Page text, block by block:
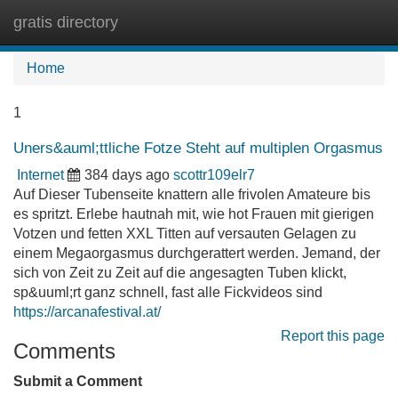
gratis directory
Home
1
Uners&auml;ttliche Fotze Steht auf multiplen Orgasmus
Internet 384 days ago scottr109elr7
Auf Dieser Tubenseite knattern alle frivolen Amateure bis
es spritzt. Erlebe hautnah mit, wie hot Frauen mit gierigen
Votzen und fetten XXL Titten auf versauten Gelagen zu
einem Megaorgasmus durchgerattert werden. Jemand, der
sich von Zeit zu Zeit auf die angesagten Tuben klickt,
sp&uuml;rt ganz schnell, fast alle Fickvideos sind
https://arcanafestival.at/
Report this page
Comments
Submit a Comment